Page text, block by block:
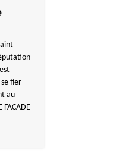
fier
au